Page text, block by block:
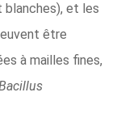
et les
être
à mailles fines,